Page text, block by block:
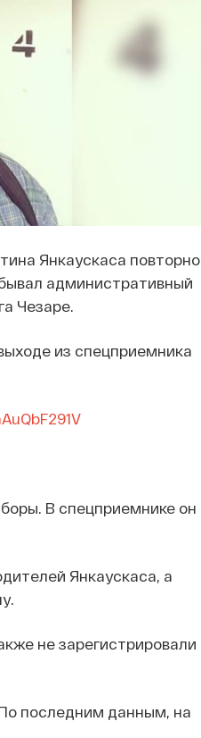
Янкаускаса повторно
административный
Чезаре.
из спецприемника
В спецприемнике он
Янкаускаса, а
не зарегистрировали
последним данным, на